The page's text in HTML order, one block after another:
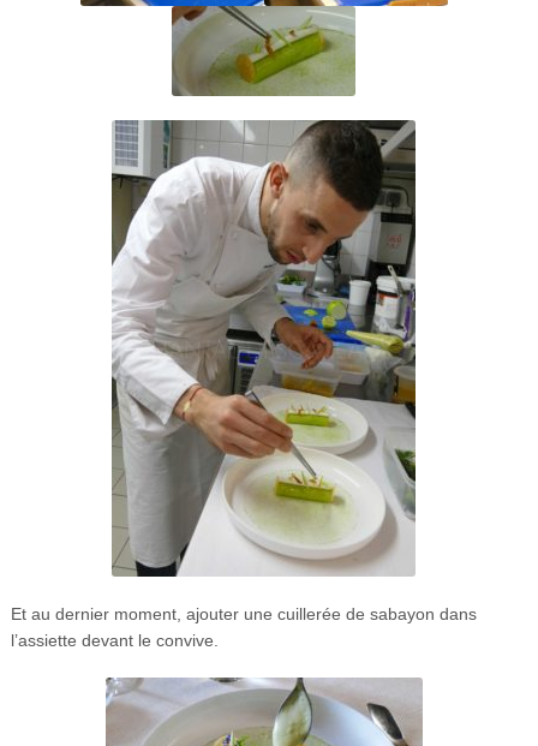
Et au dernier moment, ajouter une cuillerée de sabayon dans
l’assiette devant le convive.